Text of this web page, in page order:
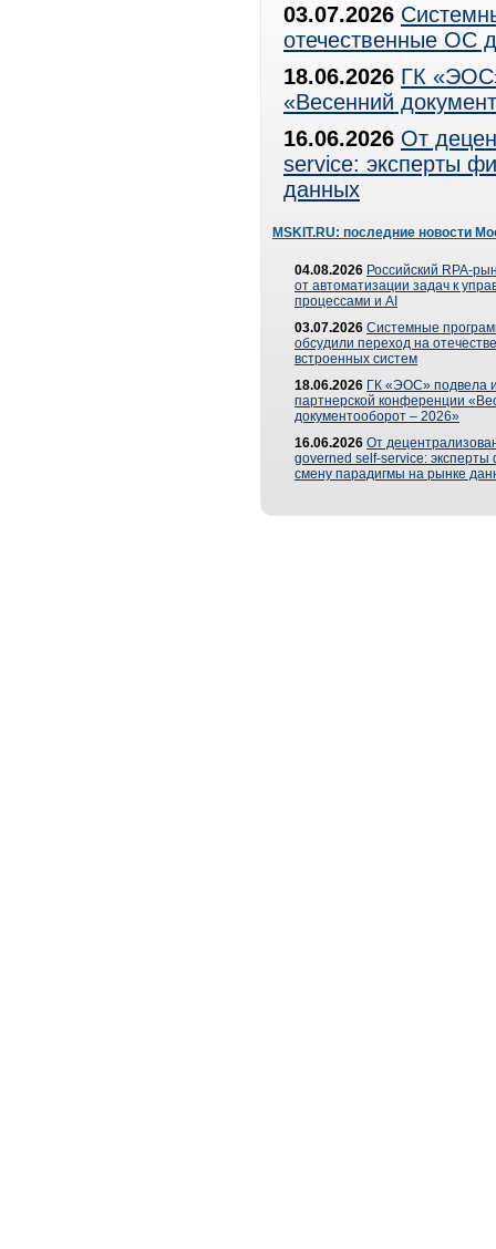
03.07.2026
отечественные ОС
18.06.2026 ГК
«Весенний
16.06.2026 От
service: эксперты
данных
MSKIT.RU: последние новости
04.08.2026 Российский RPA-
от автоматизации задач к
процессами и AI
03.07.2026 Системные
обсудили переход на
встроенных систем
18.06.2026 ГК «ЭОС» подвела
партнерской конференции
документооборот – 2026»
16.06.2026 От
governed self-service: эксперты
смену парадигмы на рынке